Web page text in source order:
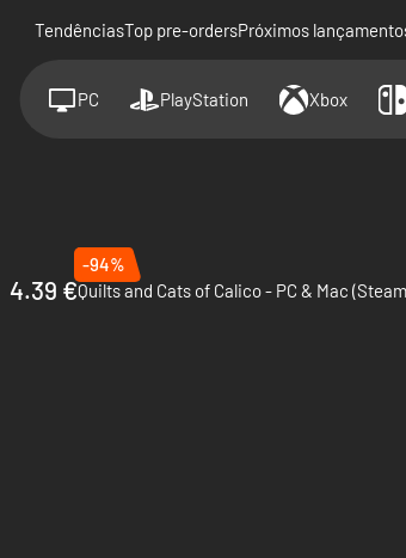
TendênciasTop pre-ordersPróximos
PC PlayStation Xbox
4.39 €
-94%
Quilts and Cats of Calico - PC & Mac